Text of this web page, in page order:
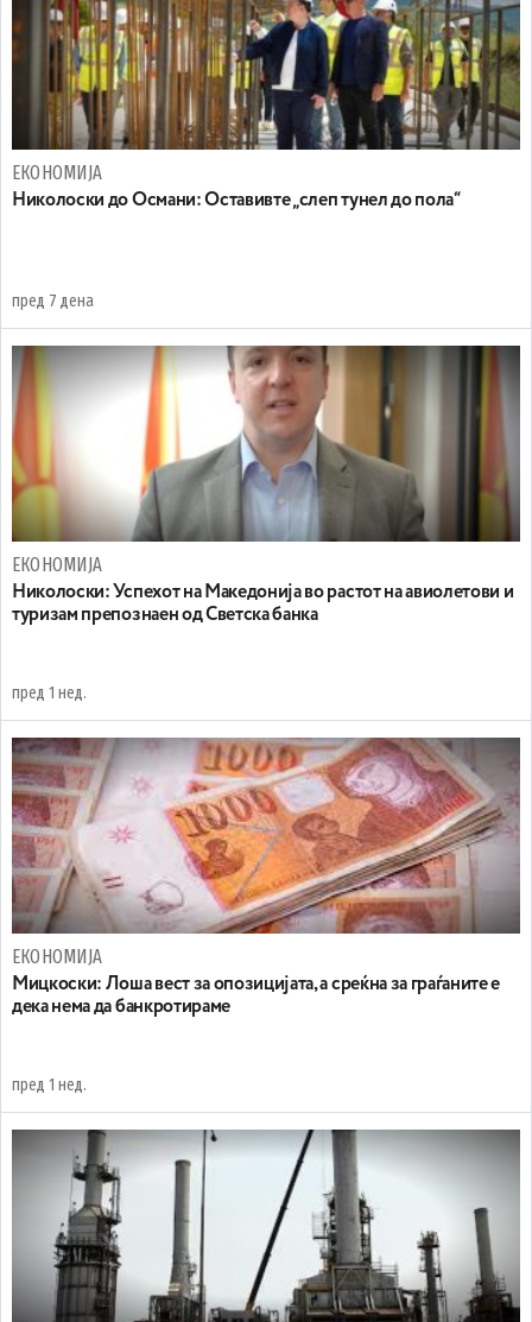
ЕКОНОМИЈА
Николоски до Османи: Oставивте „слеп тунел до пола“
пред 7 дена
ЕКОНОМИЈА
Николоски: Успехот на Македонија во растот на авиолетови и
туризам препознаен од Светска банка
пред 1 нед.
ЕКОНОМИЈА
Мицкоски: Лоша вест за опозицијата, а среќна за граѓаните е
дека нема да банкротираме
пред 1 нед.